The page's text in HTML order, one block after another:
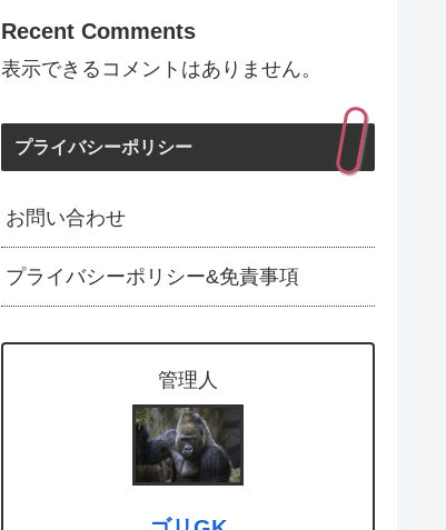
Recent Comments
表示できるコメントはありません。
プライバシーポリシー
お問い合わせ
プライバシーポリシー&免責事項
管理人